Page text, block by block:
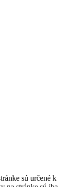
sú určené k